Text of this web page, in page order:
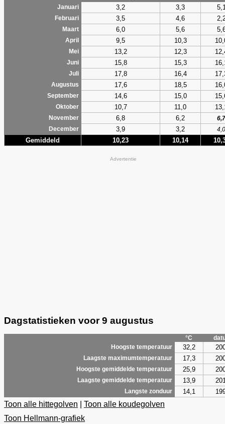
Januari
3,2 3,3
Februari 3,5 4,6
Maart 6,0 5,6
April 9,5 10,3
Mei 13,2 12,3
Juni 15,8 15,3
Juli 17,8 16,4
Augustus 17,6 18,5
September 14,6 15,0
Oktober 10,7 11,0
November 6,8 6,2
6,7
December
3,9 3,2 4,0
Gemiddeld 10,23 10,14
Advertentie
Dagstatistieken voor 9 augustus
°C
Hoogste temperatuur
32,2
Laagste maximumtemperatuur 17,3
Hoogste gemiddelde temperatuur 25,9
Laagste gemiddelde temperatuur 13,9
Langste zonduur 14,1
Toon alle hittegolven
Toon alle koudegolven
Toon Hellmann-grafiek